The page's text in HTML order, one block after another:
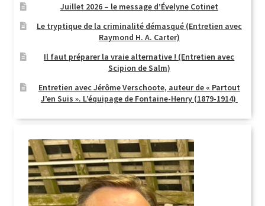
Juillet 2026 – le message d’Évelyne Cotinet
Le tryptique de la criminalité démasqué (Entretien avec
Raymond H. A. Carter)
Il faut préparer la vraie alternative ! (Entretien avec
Scipion de Salm)
Entretien avec Jérôme Verschoote, auteur de « Partout
J’en Suis ». L’équipage de Fontaine-Henry (1879-1914)